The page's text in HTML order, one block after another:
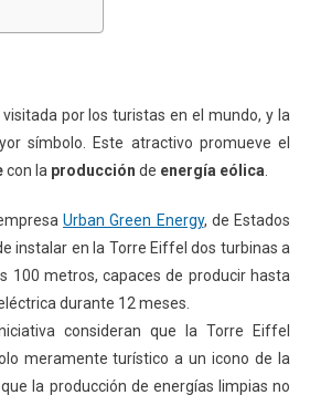
por los turistas en el mundo, y la
símbolo. Este atractivo promueve el
con la producción de energía eólica.
Urban Green Energy, de Estados
instalar en la Torre Eiffel dos turbinas a
100 metros, capaces de producir hasta
durante 12 meses.
consideran que la Torre Eiffel
meramente turístico a un icono de la
la producción de energías limpias no